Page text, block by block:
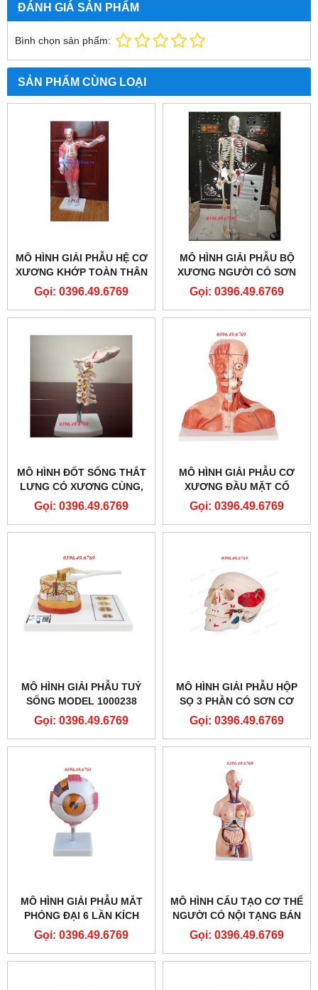
ĐÁNH GIÁ SẢN PHẨM
Bình chọn sản phẩm:
SẢN PHẨM CÙNG LOẠI
MÔ HÌNH GIẢI PHẪU HỆ CƠ
XƯƠNG KHỚP TOÀN THÂN
27 PHẦN THÁO RỜI
Gọi: 0396.49.6769
MÔ HÌNH GIẢI PHẪU BỘ
XƯƠNG NGƯỜI CÓ SƠN
CƠ VÀ DÂY CHẰNG KÍCH
Gọi: 0396.49.6769
MÔ HÌNH ĐỐT SỐNG THẮT
LƯNG CÓ XƯƠNG CÙNG,
XƯƠNG CÙNG, VÀ THOÁT
Gọi: 0396.49.6769
MÔ HÌNH GIẢI PHẪU CƠ
XƯƠNG ĐẦU MẶT CỔ
Gọi: 0396.49.6769
MÔ HÌNH GIẢI PHẪU TUỶ
SỐNG MODEL 1000238
[C41] 3B SCIENTIFIC
Gọi: 0396.49.6769
MÔ HÌNH GIẢI PHẪU HỘP
SỌ 3 PHẦN CÓ SƠN CƠ
MODEL: GD/A11111/2
HÃNG SẢN XUẤT
Gọi: 0396.49.6769
MÔ HÌNH GIẢI PHẪU MẮT
PHÓNG ĐẠI 6 LẦN KÍCH
THƯỚC THẬT
Gọi: 0396.49.6769
MÔ HÌNH CẤU TẠO CƠ THỂ
NGƯỜI CÓ NỘI TẠNG BÁN
THÂN 85CM 23 PHẦN
Gọi: 0396.49.6769